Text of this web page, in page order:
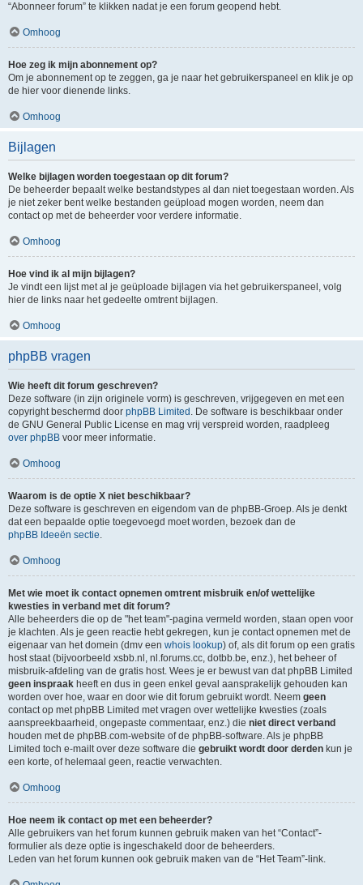
“Abonneer forum” te klikken nadat je een forum geopend hebt.
Omhoog
Hoe zeg ik mijn abonnement op?
Om je abonnement op te zeggen, ga je naar het gebruikerspaneel en klik je op
de hier voor dienende links.
Omhoog
Bijlagen
Welke bijlagen worden toegestaan op dit forum?
De beheerder bepaalt welke bestandstypes al dan niet toegestaan worden. Als
je niet zeker bent welke bestanden geüpload mogen worden, neem dan
contact op met de beheerder voor verdere informatie.
Omhoog
Hoe vind ik al mijn bijlagen?
Je vindt een lijst met al je geüploade bijlagen via het gebruikerspaneel, volg
hier de links naar het gedeelte omtrent bijlagen.
Omhoog
phpBB vragen
Wie heeft dit forum geschreven?
Deze software (in zijn originele vorm) is geschreven, vrijgegeven en met een
copyright beschermd door phpBB Limited . De software is beschikbaar onder
de GNU General Public License en mag vrij verspreid worden, raadpleeg
over phpBB voor meer informatie.
Omhoog
Waarom is de optie X niet beschikbaar?
Deze software is geschreven en eigendom van de phpBB-Groep. Als je denkt
dat een bepaalde optie toegevoegd moet worden, bezoek dan de
phpBB Ideeën sectie.
Omhoog
Met wie moet ik contact opnemen omtrent misbruik en/of wettelijke
kwesties in verband met dit forum?
Alle beheerders die op de "het team"-pagina vermeld worden, staan open voor
je klachten. Als je geen reactie hebt gekregen, kun je contact opnemen met de
eigenaar van het domein (dmv een whois lookup) of, als dit forum op een gratis
host staat (bijvoorbeeld xsbb.nl, nl.forums.cc, dotbb.be, enz.), het beheer of
misbruik-afdeling van de gratis host. Wees je er bewust van dat phpBB Limited
geen inspraak heeft en dus in geen enkel geval aansprakelijk gehouden kan
worden over hoe, waar en door wie dit forum gebruikt wordt. Neem geen
contact op met phpBB Limited met vragen over wettelijke kwesties (zoals
aanspreekbaarheid, ongepaste commentaar, enz.) die niet direct verband
houden met de phpBB.com-website of de phpBB-software. Als je phpBB
Limited toch e-mailt over deze software die gebruikt wordt door derden kun je
een korte, of helemaal geen, reactie verwachten.
Omhoog
Hoe neem ik contact op met een beheerder?
Alle gebruikers van het forum kunnen gebruik maken van het “Contact”-
formulier als deze optie is ingeschakeld door de beheerders.
Leden van het forum kunnen ook gebruik maken van de “Het Team”-link.